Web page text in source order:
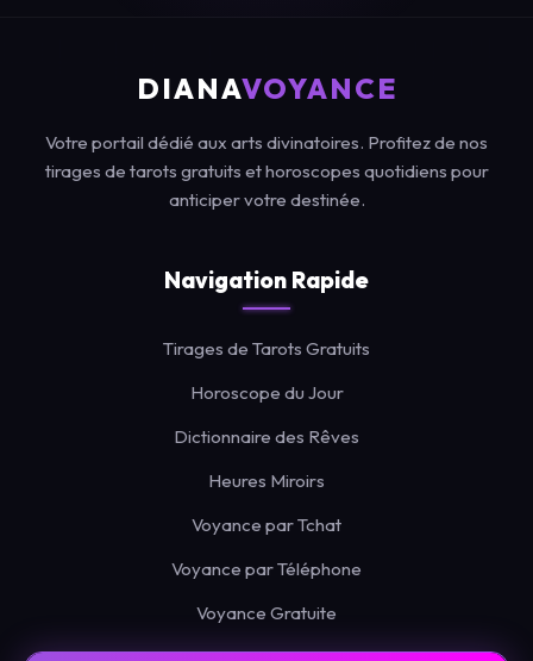
DIANAVOYANCE
Votre portail dédié aux arts divinatoires. Profitez de nos
tirages de tarots gratuits et horoscopes quotidiens pour
anticiper votre destinée.
Navigation Rapide
Tirages de Tarots Gratuits
Horoscope du Jour
Dictionnaire des Rêves
Heures Miroirs
Voyance par Tchat
Voyance par Téléphone
Voyance Gratuite